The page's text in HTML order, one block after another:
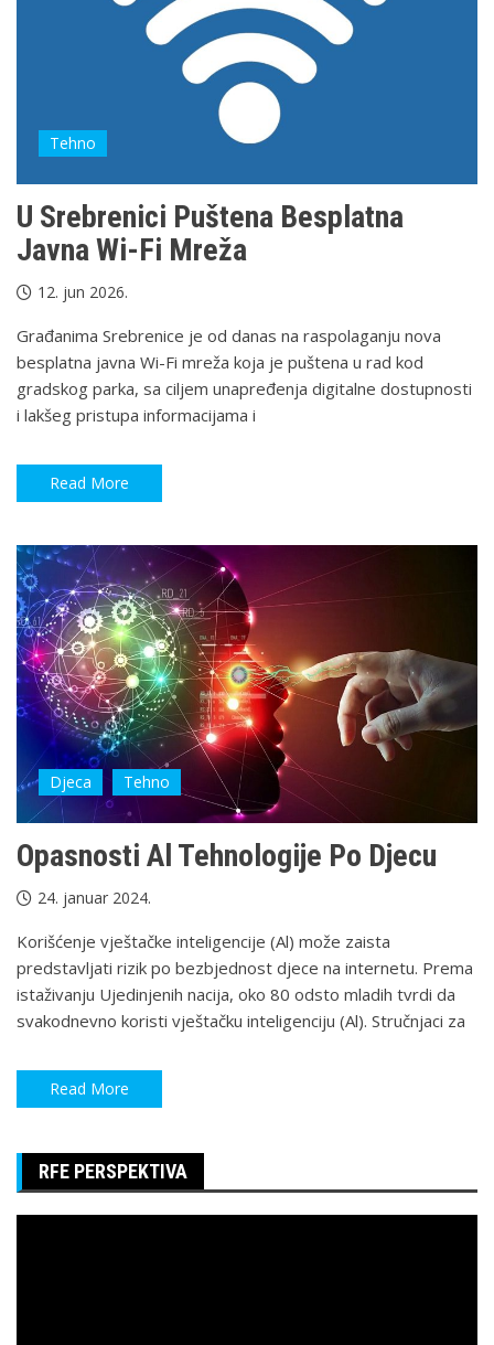
Tehno
U Srebrenici Puštena Besplatna
Javna Wi-Fi Mreža
12. jun 2026.
Građanima Srebrenice je od danas na raspolaganju nova
besplatna javna Wi-Fi mreža koja je puštena u rad kod
gradskog parka, sa ciljem unapređenja digitalne dostupnosti
i lakšeg pristupa informacijama i
Read More
Djeca Tehno
Opasnosti Al Tehnologije Po Djecu
24. januar 2024.
Korišćenje vještačke inteligencije (Al) može zaista
predstavljati rizik po bezbjednost djece na internetu. Prema
istaživanju Ujedinjenih nacija, oko 80 odsto mladih tvrdi da
svakodnevno koristi vještačku inteligenciju (Al). Stručnjaci za
Read More
RFE PERSPEKTIVA